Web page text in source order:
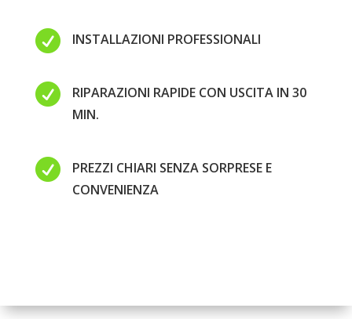
 INSTALLAZIONI PROFESSIONALI

RIPARAZIONI RAPIDE CON USCITA IN 30
MIN.

PREZZI CHIARI SENZA SORPRESE E
CONVENIENZA